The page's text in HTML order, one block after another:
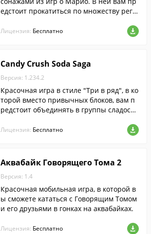
едстоит прокатиться по множеству регу
х на реальных городах со всего мира.
Лицензия: Бесплатно
Candy Crush Soda Saga
Версия: 1.234.2
Красочная игра в стиле "Три в ряд", в ко
торой вместо привычных блоков, вам п
редстоит объединять в группы сладости
Лицензия: Бесплатно
Аквабайк Говорящего Тома 2
Версия: 1.4
Красочная мобильная игра, в которой в
ы сможете кататься с Говорящим Томом
и его друзьями в гонках на аквабайках.
Лицензия: Бесплатно